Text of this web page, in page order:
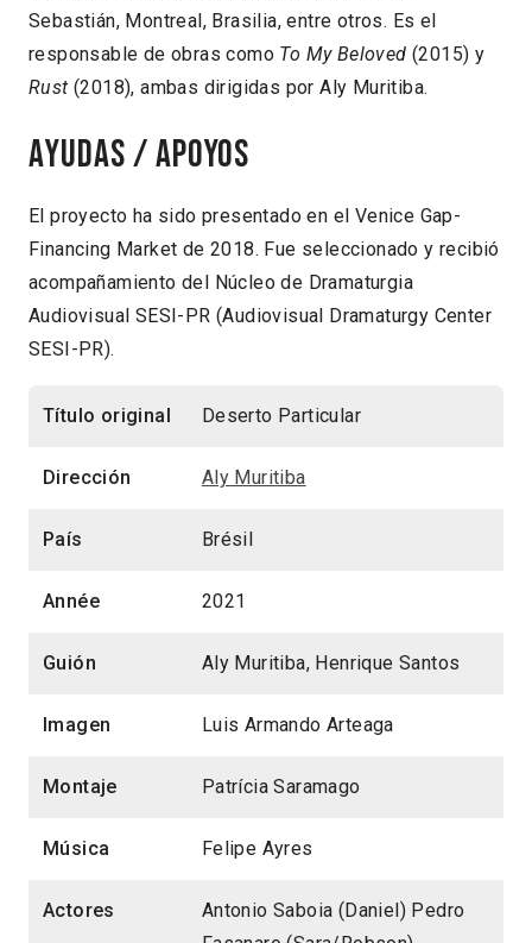
Sebastián, Montreal, Brasilia, entre otros. Es el
responsable de obras como To My Beloved (2015) y
Rust (2018), ambas dirigidas por Aly Muritiba.
Ayudas / Apoyos
El proyecto ha sido presentado en el Venice Gap-
Financing Market de 2018. Fue seleccionado y recibió
acompañamiento del Núcleo de Dramaturgia
Audiovisual SESI-PR (Audiovisual Dramaturgy Center
SESI-PR).
Título original Deserto Particular
Dirección Aly Muritiba
País Brésil
Année 2021
Guión Aly Muritiba, Henrique Santos
Imagen Luis Armando Arteaga
Montaje Patrícia Saramago
Música Felipe Ayres
Actores
Antonio Saboia (Daniel) Pedro